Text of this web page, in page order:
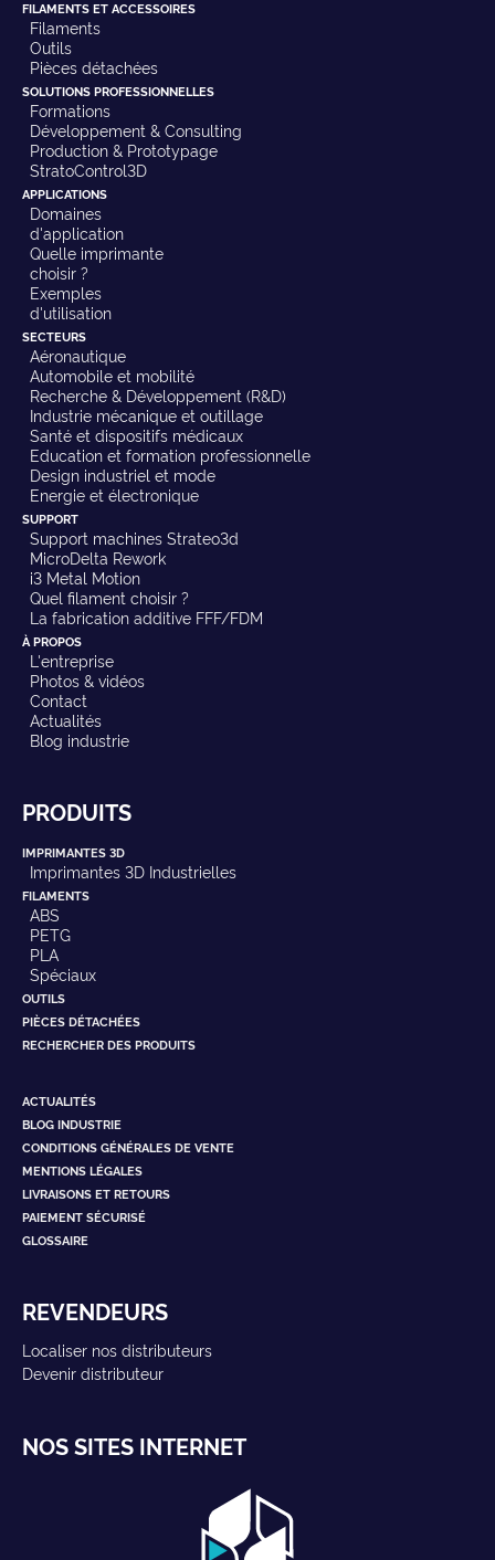
FILAMENTS ET ACCESSOIRES
Filaments
Outils
Pièces détachées
SOLUTIONS PROFESSIONNELLES
Formations
Développement & Consulting
Production & Prototypage
StratoControl3D
APPLICATIONS
Domaines
d'application
Quelle imprimante
choisir ?
Exemples
d'utilisation
SECTEURS
Aéronautique
Automobile et mobilité
Recherche & Développement (R&D)
Industrie mécanique et outillage
Santé et dispositifs médicaux
Education et formation professionnelle
Design industriel et mode
Energie et électronique
SUPPORT
Support machines Strateo3d
MicroDelta Rework
i3 Metal Motion
Quel filament choisir ?
La fabrication additive FFF/FDM
À PROPOS
L'entreprise
Photos & vidéos
Contact
Actualités
Blog industrie
PRODUITS
IMPRIMANTES 3D
Imprimantes 3D Industrielles
FILAMENTS
ABS
PETG
PLA
Spéciaux
OUTILS
PIÈCES DÉTACHÉES
RECHERCHER DES PRODUITS
ACTUALITÉS
BLOG INDUSTRIE
CONDITIONS GÉNÉRALES DE VENTE
MENTIONS LÉGALES
LIVRAISONS ET RETOURS
PAIEMENT SÉCURISÉ
GLOSSAIRE
REVENDEURS
Localiser nos distributeurs
Devenir distributeur
NOS SITES INTERNET